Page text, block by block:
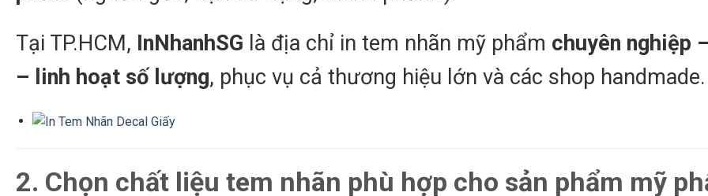
Tại TP.HCM, InNhanhSG là địa chỉ in tem nhãn mỹ phẩm chuyên nghiệp
– linh hoạt số lượng, phục vụ cả thương hiệu lớn và các shop handmade.
2. Chọn chất liệu tem nhãn phù hợp cho sản phẩm mỹ